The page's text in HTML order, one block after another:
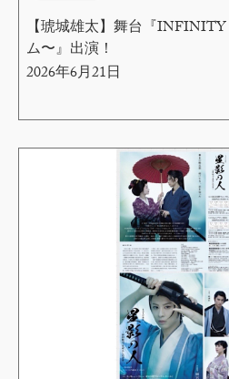
【琥城雄太】舞台『
ム〜』出演！
2026年6月21日